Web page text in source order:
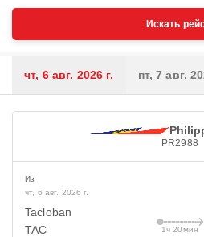
Искать
чт, 6 авг. 2026 г. пт, 7 авг.
PR2988
Из
чт, 6 авг. 2026 г.
Tacloban
TAC
1ч 20мин